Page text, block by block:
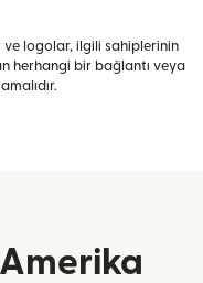
logolar, ilgili sahiplerinin
herhangi bir bağlantı veya